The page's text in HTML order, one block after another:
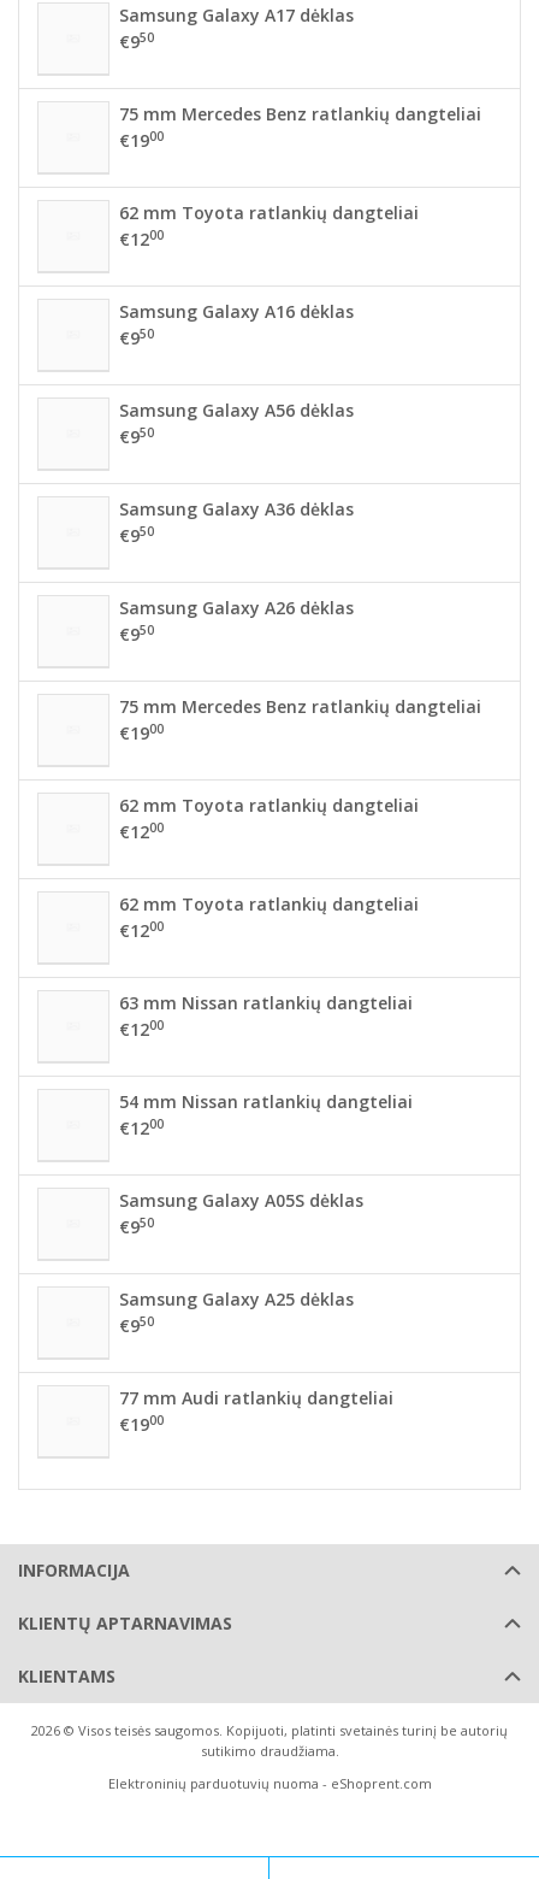
Samsung Galaxy A17 dėklas
€950
75 mm Mercedes Benz ratlankių dangteliai
€1900
62 mm Toyota ratlankių dangteliai
€1200
Samsung Galaxy A16 dėklas
€950
Samsung Galaxy A56 dėklas
€950
Samsung Galaxy A36 dėklas
€950
Samsung Galaxy A26 dėklas
€950
75 mm Mercedes Benz ratlankių dangteliai
€1900
62 mm Toyota ratlankių dangteliai
€1200
62 mm Toyota ratlankių dangteliai
€1200
63 mm Nissan ratlankių dangteliai
€1200
54 mm Nissan ratlankių dangteliai
€1200
Samsung Galaxy A05S dėklas
€950
Samsung Galaxy A25 dėklas
€950
77 mm Audi ratlankių dangteliai
€1900
INFORMACIJA
KLIENTŲ APTARNAVIMAS
KLIENTAMS
2026 © Visos teisės saugomos. Kopijuoti, platinti svetainės turinį be autorių
sutikimo draudžiama.
Elektroninių parduotuvių nuoma - eShoprent.com